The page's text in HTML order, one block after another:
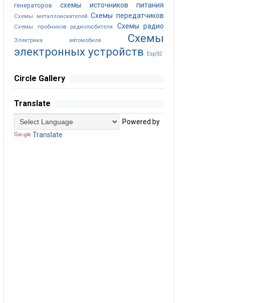
генераторов
схемы источников питания
Схемы металлоискателей Схемы передатчиков
Схемы пробников радиолюбителя Схемы радио
Электрика автомобиля
Cхемы
электронных устройств
Esp32
Circle Gallery
Translate
Powered by
Translate